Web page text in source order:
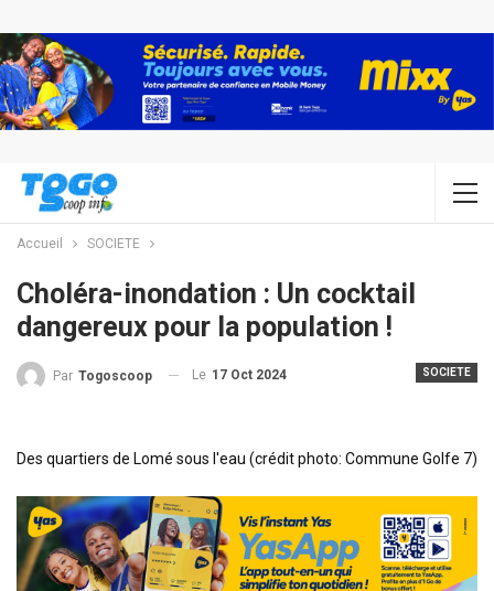
Accueil SOCIETE
Choléra-inondation : Un cocktail
dangereux pour la population !
SOCIETE
Par Togoscoop Le 17 Oct 2024
Des quartiers de Lomé sous l'eau (crédit photo: Commune Golfe 7)